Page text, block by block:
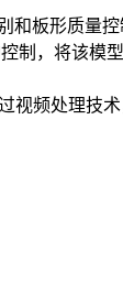
板形质量
，将该模
频处理技